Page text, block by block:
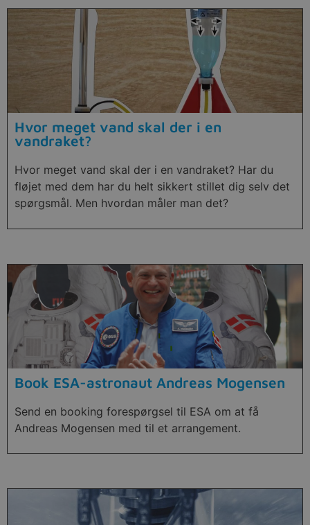
Hvor meget vand skal der i en
vandraket?
Hvor meget vand skal der i en vandraket? Har du
fløjet med dem har du helt sikkert stillet dig selv det
spørgsmål. Men hvordan måler man det?
Book ESA-astronaut Andreas Mogensen
Send en booking forespørgsel til ESA om at få
Andreas Mogensen med til et arrangement.